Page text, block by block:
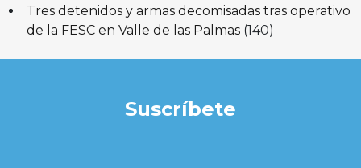
Tres detenidos y armas decomisadas tras operativo
de la FESC en Valle de las Palmas (140)
Suscríbete